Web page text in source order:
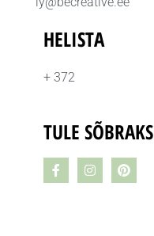
HELISTA
+ 372
TULE SÕBRAKS